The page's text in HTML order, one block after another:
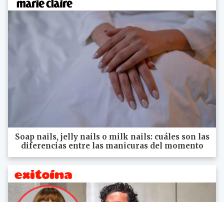
Soap nails, jelly nails o milk nails: cuáles son las
diferencias entre las manicuras del momento